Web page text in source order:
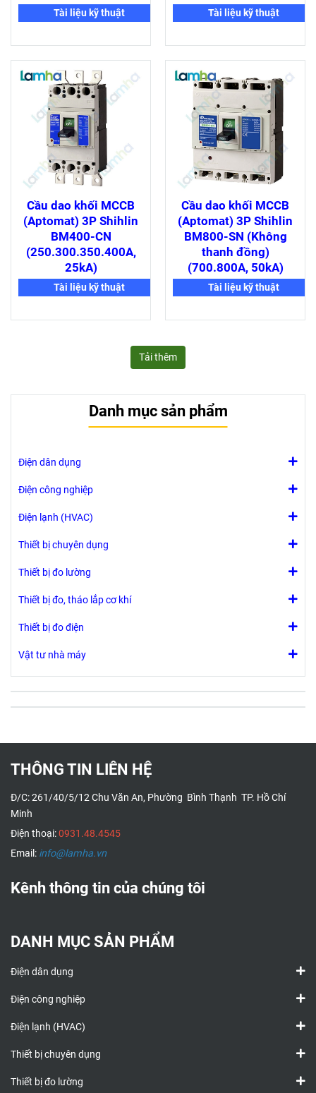
Tài liệu kỹ thuật Tài liệu kỹ thuật
Cầu dao khối MCCB
(Aptomat) 3P Shihlin
BM400-CN
(250.300.350.400A,
25kA)
Tài liệu kỹ thuật
Cầu dao khối MCCB
(Aptomat) 3P Shihlin
BM800-SN (Không
thanh đồng)
(700.800A, 50kA)
Tài liệu kỹ thuật
Tải thêm
Danh mục sản phẩm
Điện dân dụng
Điện công nghiệp
Điện lạnh (HVAC)
Thiết bị chuyên dụng
Thiết bị đo lường
Thiết bị đo, tháo lắp cơ khí
Thiết bị đo điện
Vật tư nhà máy
THÔNG TIN LIÊN HỆ
Đ/C: 261/40/5/12 Chu Văn An, Phường Bình Thạnh TP. Hồ Chí
Minh
Điện thoại:0931.48.4545
Email: info@lamha.vn
Kênh thông tin của chúng tôi
DANH MỤC SẢN PHẨM
Điện dân dụng
Điện công nghiệp
Điện lạnh (HVAC)
Thiết bị chuyên dụng
Thiết bị đo lường